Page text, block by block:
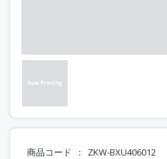
商品コード ZKW-BXU406012